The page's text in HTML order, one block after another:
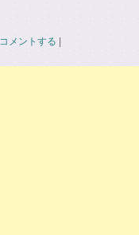
コメントする |